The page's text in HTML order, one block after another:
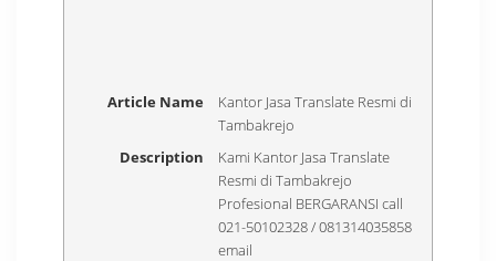
Article Name
Kantor Jasa Translate Resmi di
Tambakrejo
Description
Kami Kantor Jasa Translate
Resmi di Tambakrejo
Profesional BERGARANSI call
021-50102328 / 081314035858
email